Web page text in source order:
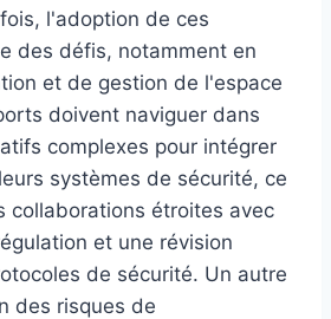
l'adoption de ces
des défis, notamment en
et de gestion de l'espace
doivent naviguer dans
complexes pour intégrer
systèmes de sécurité, ce
collaborations étroites avec
et une révision
de sécurité. Un autre
des risques de